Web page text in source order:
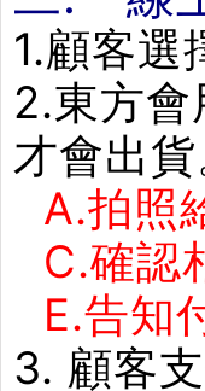
1.顧客選
2.東方
才會出貨
A.拍照
C.確
E.告
3. 顧客